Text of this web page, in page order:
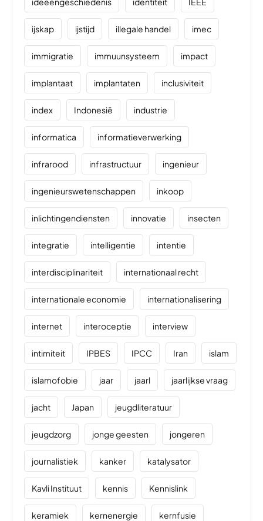
ijskap ijstijd illegale handel imec
immigratie immuunsysteem impact
implantaat implantaten inclusiviteit
index Indonesië industrie
informatica informatieverwerking
infrarood infrastructuur ingenieur
ingenieurswetenschappen inkoop
inlichtingendiensten innovatie insecten
integratie intelligentie intentie
interdisciplinariteit internationaal recht
internationale economie internationalisering
internet interoceptie interview
intimiteit IPBES IPCC Iran islam
islamofobie jaar jaarl jaarlijkse vraag
jacht Japan jeugdliteratuur
jeugdzorg jonge geesten jongeren
journalistiek kanker katalysator
Kavli Instituut kennis Kennislink
keramiek kernenergie kernfusie